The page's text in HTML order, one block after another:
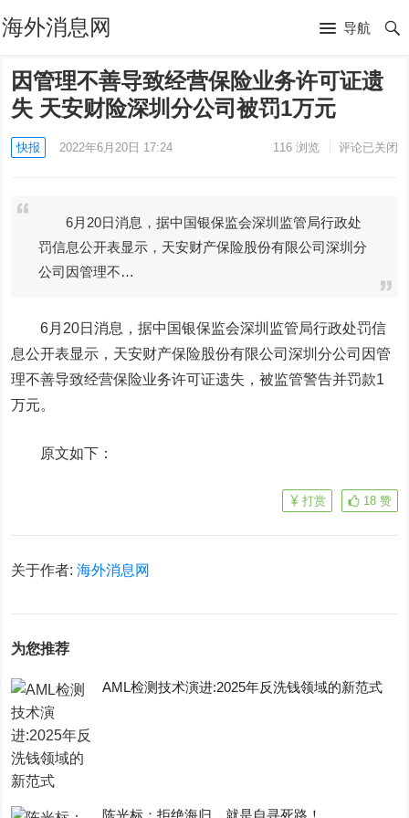
海外消息网 导航
因管理不善导致经营保险业务许可证遗
失 天安财险深圳分公司被罚1万元
快报 2022年6月20日 17:24 116浏览 评论已关闭
6月20日消息，据中国银保监会深圳监管局行政处
罚信息公开表显示，天安财产保险股份有限公司深圳分
公司因管理不…
6月20日消息，据中国银保监会深圳监管局行政处罚信
息公开表显示，天安财产保险股份有限公司深圳分公司因管
理不善导致经营保险业务许可证遗失，被监管警告并罚款1
万元。
原文如下：
18 赞
打赏
关于作者:海外消息网
为您推荐
AML检测技术演进:2025年反洗钱领域的新范式
陈光标：拒绝海归，就是自寻死路！